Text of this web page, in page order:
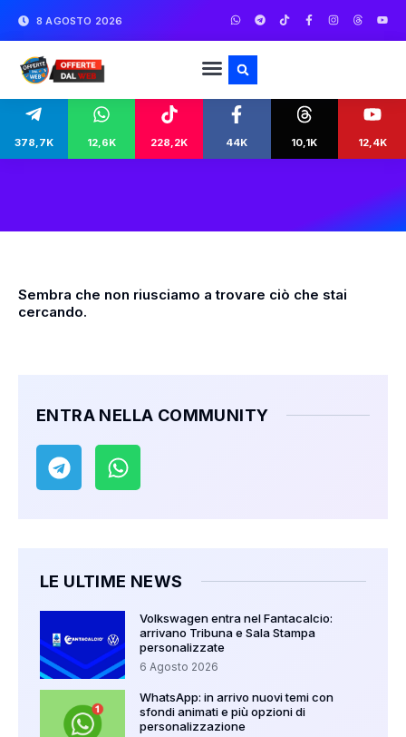
8 AGOSTO 2026
378,7K 12,6K 228,2K 44K 10,1K 12,4K
Sembra che non riusciamo a trovare ciò che stai
cercando.
ENTRA NELLA COMMUNITY
LE ULTIME NEWS
Volkswagen entra nel Fantacalcio:
arrivano Tribuna e Sala Stampa
personalizzate
6 Agosto 2026
WhatsApp: in arrivo nuovi temi con
sfondi animati e più opzioni di
personalizzazione